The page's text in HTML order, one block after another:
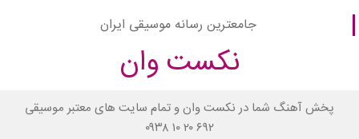
جامعترین رسانه موسیقی ایران
نکست وان
پخش آهنگ شما در نکست وان و تمام سایت های معتبر موسیقی
۰۹۳۸ ۱۰ ۲۰ ۶۹۲